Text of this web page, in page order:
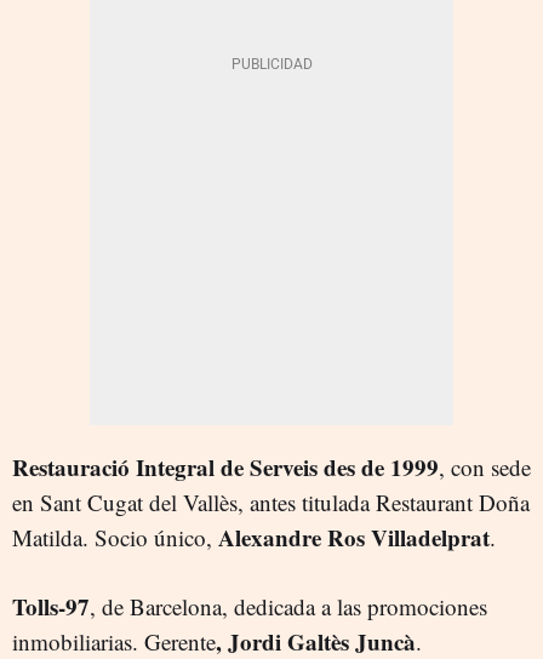
Restauració Integral de Serveis des de 1999, con sede
en Sant Cugat del Vallès, antes titulada Restaurant Doña
Matilda. Socio único, Alexandre Ros Villadelprat.
Tolls-97, de Barcelona, dedicada a las promociones
inmobiliarias. Gerente, Jordi Galtès Juncà.